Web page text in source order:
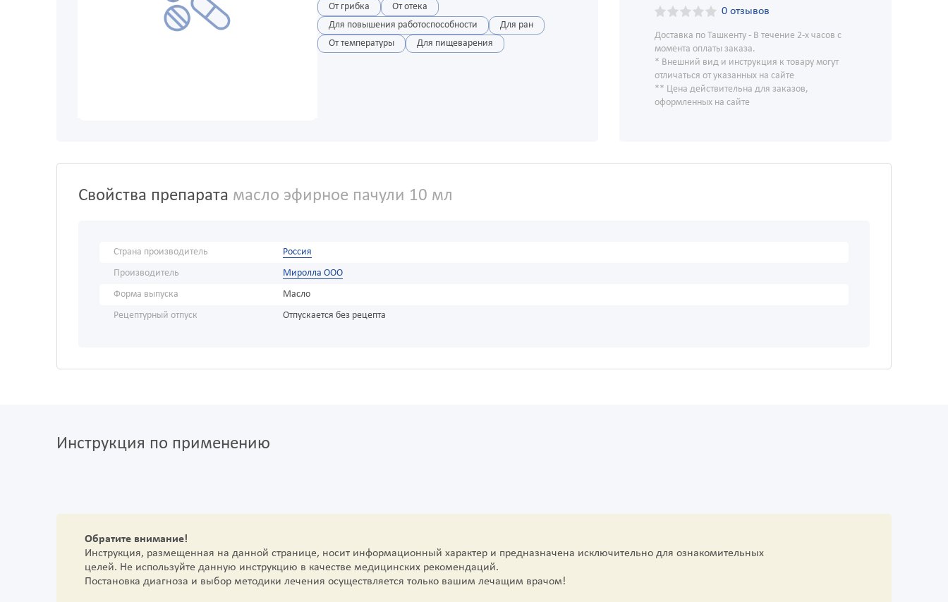
От грибка
От отека
Для повышения работоспособности
Для ран
От температуры
Для пищеварения
0 отзывов
Доставка по Ташкенту - В течение 2-х часов с
момента оплаты заказа.
* Внешний вид и инструкция к товару могут
отличаться от указанных на сайте
** Цена действительна для заказов,
оформленных на сайте
Свойства препарата масло эфирное пачули 10 мл
Страна производитель
Россия
Производитель
Миролла ООО
Форма выпуска
Масло
Рецептурный отпуск
Отпускается без рецепта
Инструкция по применению
Обратите внимание!
Инструкция, размещенная на данной странице, носит информационный характер и предназначена исключительно для ознакомительных
целей. Не используйте данную инструкцию в качестве медицинских рекомендаций.
Постановка диагноза и выбор методики лечения осуществляется только вашим лечащим врачом!